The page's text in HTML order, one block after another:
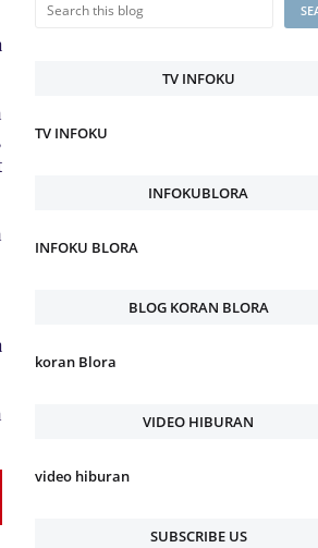
TV INFOKU
TV INFOKU
INFOKUBLORA
INFOKU BLORA
BLOG KORAN BLORA
koran Blora
VIDEO HIBURAN
video hiburan
SUBSCRIBE US